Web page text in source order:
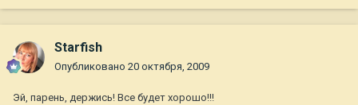
Starfish
Опубликовано 20 октября, 2009
Эй, парень, держись! Все будет хорошо!!!